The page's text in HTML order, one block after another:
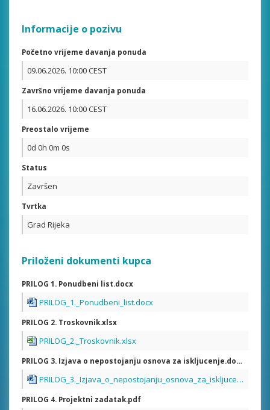
Informacije o pozivu
Početno vrijeme davanja ponuda
09.06.2026. 10:00 CEST
Završno vrijeme davanja ponuda
16.06.2026. 10:00 CEST
Preostalo vrijeme
0d 0h 0m 0s
Status
Završen
Tvrtka
Grad Rijeka
Priloženi dokumenti kupca
PRILOG 1. Ponudbeni list.docx
PRILOG_1._Ponudbeni_list.docx
PRILOG 2. Troskovnik.xlsx
PRILOG_2._Troskovnik.xlsx
PRILOG 3. Izjava o nepostojanju osnova za iskljucenje.docx
PRILOG_3._Izjava_o_nepostojanju_osnova_za_iskljucenje.docx
PRILOG 4. Projektni zadatak.pdf